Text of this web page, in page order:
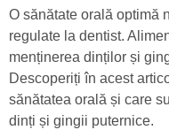
O sănătate orală optimă
regulate la dentist.
menținerea dinților și
Descoperiți în acest
sănătatea orală și care
dinți și gingii puternice.